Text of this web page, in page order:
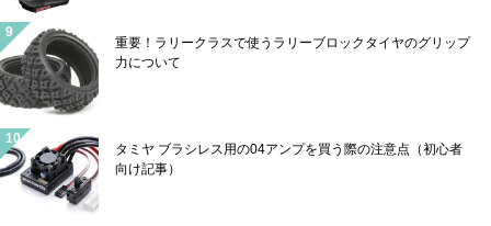
重要！ラリークラスで使うラリーブロックタイヤのグリップ
力について
タミヤ ブラシレス用の04アンプを買う際の注意点（初心者
向け記事）